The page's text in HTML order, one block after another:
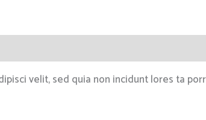
velit, sed quia non incidunt lores ta